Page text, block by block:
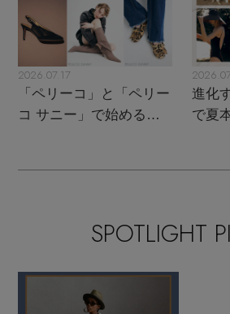
2026.07.17
「ペリーコ」と「ペリー
コ サニー」で始める秋
進化
で夏
SPOTLIGHT